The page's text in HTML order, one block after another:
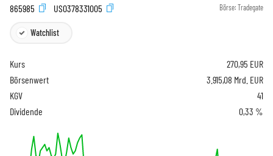
865985
US0378331005 Börse: Tradegate
Watchlist
Kurs 270,95 EUR
Börsenwert
3.915,08 Mrd. EUR
KGV
41
Dividende
0,33 %